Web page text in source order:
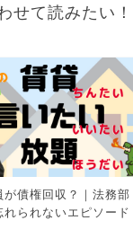
せて読みたい！
が債権回収？｜法務部
れられないエピソード